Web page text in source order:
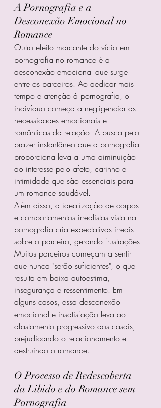
A Pornografia e a
Desconexão Emocional no
Romance
Outro efeito marcante do vício em
pornografia no romance é a
desconexão emocional que surge
entre os parceiros. Ao dedicar mais
tempo e atenção à pornografia, o
indivíduo começa a negligenciar as
necessidades emocionais e
românticas da relação. A busca pelo
prazer instantâneo que a pornografia
proporciona leva a uma diminuição
do interesse pelo afeto, carinho e
intimidade que são essenciais para
um romance saudável.
Além disso, a idealização de corpos
e comportamentos irrealistas vista na
pornografia cria expectativas irreais
sobre o parceiro, gerando frustrações.
Muitos parceiros começam a sentir
que nunca "serão suficientes", o que
resulta em baixa autoestima,
insegurança e ressentimento. Em
alguns casos, essa desconexão
emocional e insatisfação leva ao
afastamento progressivo dos casais,
prejudicando o relacionamento e
destruindo o romance.
O Processo de Redescoberta
da Libido e do Romance sem
Pornografia